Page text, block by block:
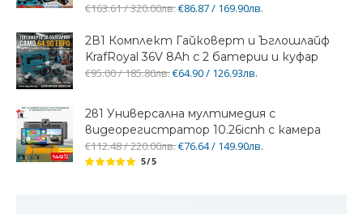
€163.61 / 320.00лв.€86.87 / 169.90лв.
2В1 Комплект Гайковерт и Ъглошлайф
KrafRoyal 36V 8Ah с 2 батерии и куфар
€95.00 / 185.80лв.€64.90 / 126.93лв.
2в1 Универсална мултимедия с
видеорегистратор 10.26icnh с камера
€112.48 / 220.00лв.€76.64 / 149.90лв.
5/5